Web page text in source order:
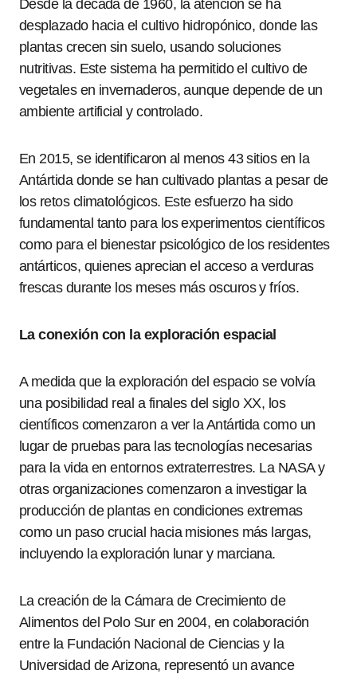
Desde la década de 1960, la atención se ha
desplazado hacia el cultivo hidropónico, donde las
plantas crecen sin suelo, usando soluciones
nutritivas. Este sistema ha permitido el cultivo de
vegetales en invernaderos, aunque depende de un
ambiente artificial y controlado.
En 2015, se identificaron al menos 43 sitios en la
Antártida donde se han cultivado plantas a pesar de
los retos climatológicos. Este esfuerzo ha sido
fundamental tanto para los experimentos científicos
como para el bienestar psicológico de los residentes
antárticos, quienes aprecian el acceso a verduras
frescas durante los meses más oscuros y fríos.
La conexión con la exploración espacial
A medida que la exploración del espacio se volvía
una posibilidad real a finales del siglo XX, los
científicos comenzaron a ver la Antártida como un
lugar de pruebas para las tecnologías necesarias
para la vida en entornos extraterrestres. La NASA y
otras organizaciones comenzaron a investigar la
producción de plantas en condiciones extremas
como un paso crucial hacia misiones más largas,
incluyendo la exploración lunar y marciana.
La creación de la Cámara de Crecimiento de
Alimentos del Polo Sur en 2004, en colaboración
entre la Fundación Nacional de Ciencias y la
Universidad de Arizona, representó un avance